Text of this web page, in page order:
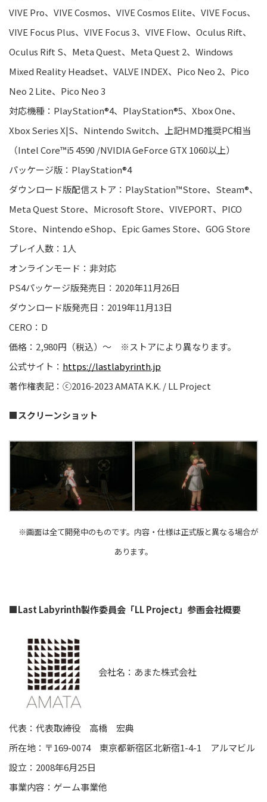
VIVE Pro、VIVE Cosmos、VIVE Cosmos Elite、VIVE Focus、
VIVE Focus Plus、VIVE Focus 3、VIVE Flow、Oculus Rift、
Oculus Rift S、Meta Quest、Meta Quest 2、Windows
Mixed Reality Headset、VALVE INDEX、Pico Neo 2、Pico
Neo 2 Lite、Pico Neo 3
対応機種：PlayStation®4、PlayStation®5、Xbox One、
Xbox Series X|S、Nintendo Switch、上記HMD推奨PC相当
（Intel Core™i5 4590 /NVIDIA GeForce GTX 1060以上）
パッケージ版：PlayStation®4
ダウンロード版配信ストア：PlayStation™Store、Steam®、
Meta Quest Store、Microsoft Store、VIVEPORT、PICO
Store、Nintendo eShop、Epic Games Store、GOG Store
プレイ人数：1人
オンラインモード：非対応
PS4パッケージ版発売日：2020年11月26日
ダウンロード版発売日：2019年11月13日
CERO：D
価格：2,980円（税込）～ ※ストアにより異なります。
公式サイト： https://lastlabyrinth.jp
著作権表記：ⓒ2016-2023 AMATA K.K. / LL Project
■スクリーンショット
※画面は全て開発中のものです。内容・仕様は正式版と異なる場合が
あります。
■Last Labyrinth製作委員会「LL Project」参画会社概要
会社名：あまた株式会社
代表：代表取締役 高橋 宏典
所在地：〒169-0074 東京都新宿区北新宿1-4-1 アルマビル
設立：2008年6月25日
事業内容：ゲーム事業他